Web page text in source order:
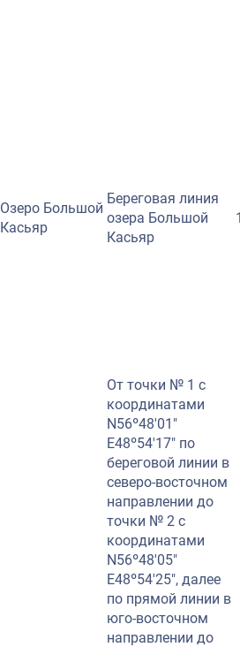
Озеро Большой
Касьяр
Береговая линия
озера Большой
Касьяр
От точки № 1 с
координатами
N56º48′01″
E48º54′17″ по
береговой линии в
северо-восточном
направлении до
точки № 2 с
координатами
N56º48′05″
E48º54′25″, далее
по прямой линии в
юго-восточном
направлении до